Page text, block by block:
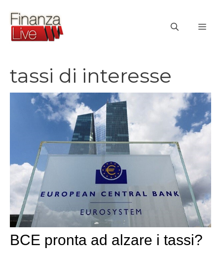
contenuto
tassi di interesse
BCE pronta ad alzare i tassi?